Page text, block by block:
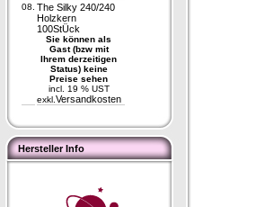
08. The Silky 240/240
Holzkern
100StÜck
Sie können als
Gast (bzw mit
Ihrem derzeitigen
Status) keine
Preise sehen
incl. 19 % UST
exkl. Versandkosten
Hersteller Info